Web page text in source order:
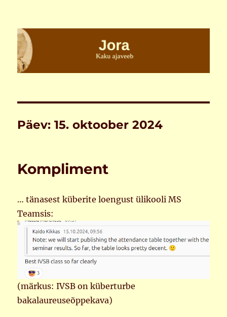
Jora
Päev:15. oktoober 2024
Kompliment
… tänasest küberite loengust ülikooli MS
Teamsis:
(märkus: IVSB on küberturbe
bakalaureuseõppekava)